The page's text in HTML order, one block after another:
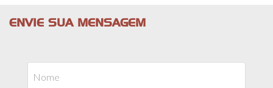
ENVIE SUA MENSAGEM